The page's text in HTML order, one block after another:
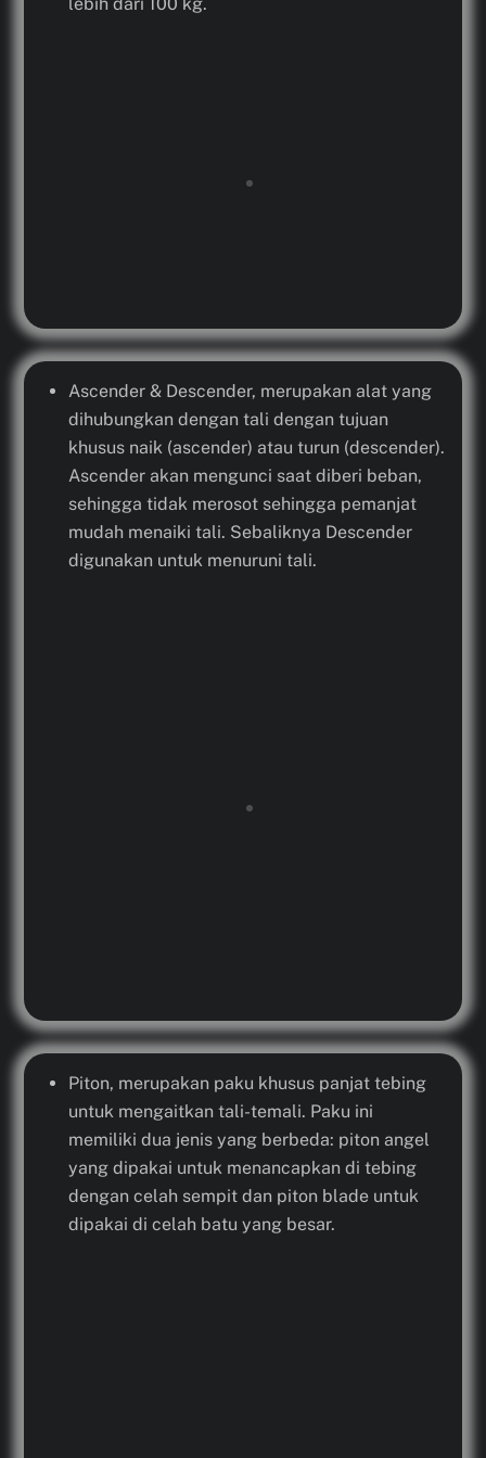
Ascender & Descender, merupakan alat yang
dihubungkan dengan tali dengan tujuan
khusus naik (ascender) atau turun (descender).
Ascender akan mengunci saat diberi beban,
sehingga tidak merosot sehingga pemanjat
mudah menaiki tali. Sebaliknya Descender
digunakan untuk menuruni tali.
Piton, merupakan paku khusus panjat tebing
untuk mengaitkan tali-temali. Paku ini
memiliki dua jenis yang berbeda: piton angel
yang dipakai untuk menancapkan di tebing
dengan celah sempit dan piton blade untuk
dipakai di celah batu yang besar.